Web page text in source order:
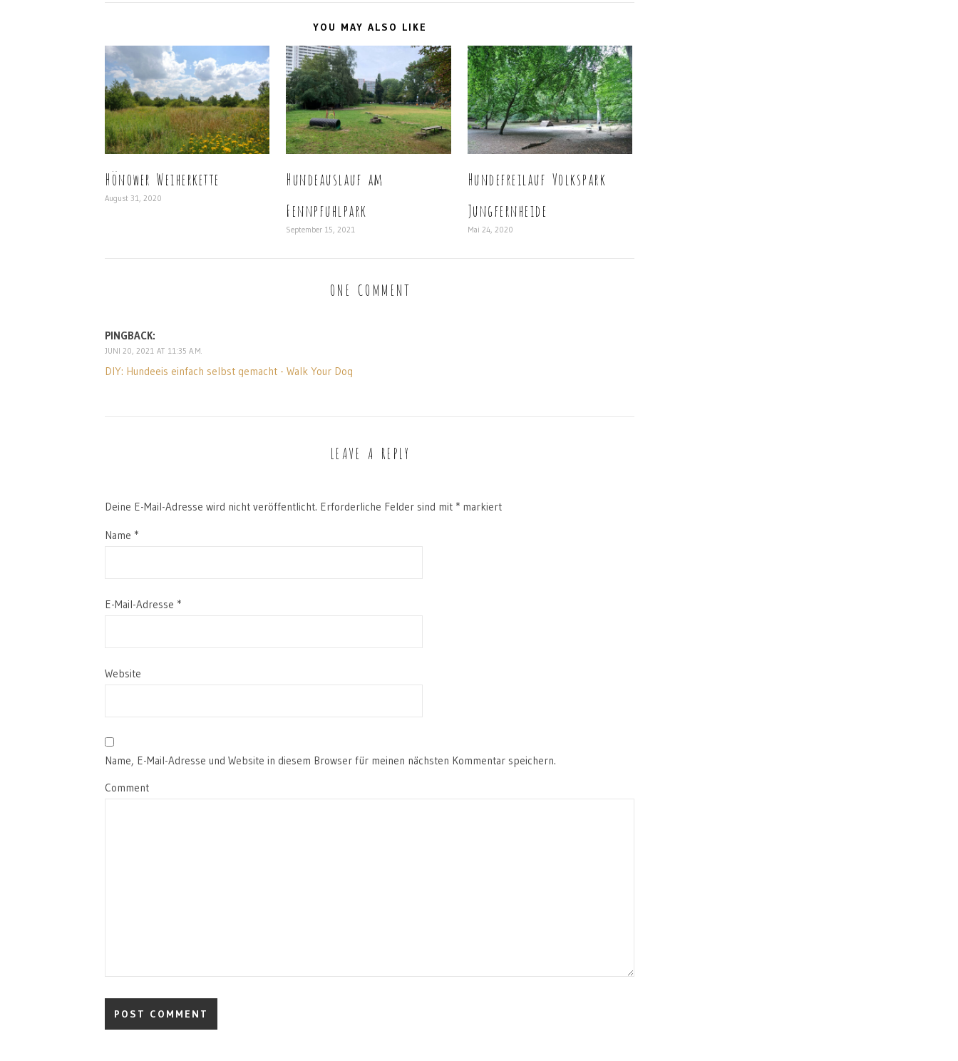
YOU MAY ALSO LIKE
Hönower Weiherkette
August 31, 2020
Hundeauslauf am
Fennpfuhlpark
September 15, 2021
Hundefreilauf Volkspark
Jungfernheide
Mai 24, 2020
ONE COMMENT
PINGBACK:
JUNI 20, 2021 AT 11:35 A.M.
DIY: Hundeeis einfach selbst gemacht - Walk Your Dog
LEAVE A REPLY
Deine E-Mail-Adresse wird nicht veröffentlicht. Erforderliche Felder sind mit * markiert
Name *
E-Mail-Adresse *
Website
Name, E-Mail-Adresse und Website in diesem Browser für meinen nächsten Kommentar speichern.
Comment